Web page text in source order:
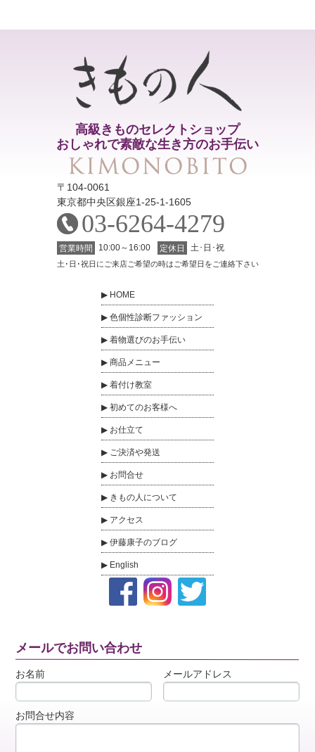
高級きものセレクトショップ
おしゃれで素敵な生き方のお手伝い
〒104-0061
東京都中央区銀座1-25-1-1605
03-6264-4279
営業時間 10:00～16:00 定休日 土･日･祝
土･日･祝日にご来店ご希望の時はご希望日をご連絡下さい
HOME
色個性診断ファッション
着物選びのお手伝い
商品メニュー
着付け教室
初めてのお客様へ
お仕立て
ご決済や発送
お問合せ
きもの人について
アクセス
伊藤康子のブログ
English
メールでお問い合わせ
お名前 メールアドレス
お問合せ内容